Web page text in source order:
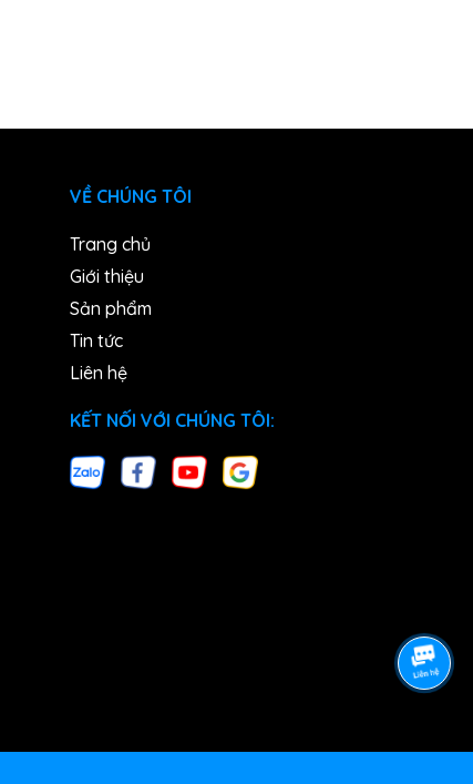
VỀ CHÚNG TÔI
Trang chủ
Giới thiệu
Sản phẩm
Tin tức
Liên hệ
KẾT NỐI VỚI CHÚNG TÔI: